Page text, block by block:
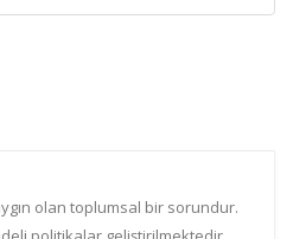
olan toplumsal bir sorundur.